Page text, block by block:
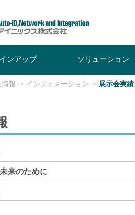
ンアップ ソリューション
情報 インフォメーション 展示会実績
来のために